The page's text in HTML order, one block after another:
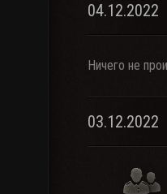
04.12.2022
Ничего не
03.12.2022